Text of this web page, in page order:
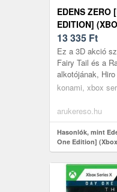
EDENS ZERO
EDITION]
X/S)
13 335 Ft
Ez a 3D akció
Fairy Tail és a
alkotójának,
EDENS ZERO
készült....
konami, xbox
arukereso.hu
Hasonlók, mint
One Edition]